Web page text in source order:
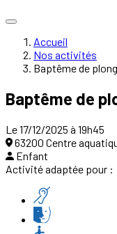
Accueil
Nos activités
Baptême de
Baptême de
Le 17/12/2025 à 19h45
63200 Centre
Enfant
Activité adaptée pour :